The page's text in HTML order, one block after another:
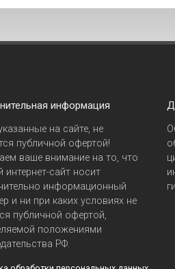
информация
на сайте, не
публичной офертой!
ваше внимание на то, что
интернет-сайт носит
информационный
и ни при каких условиях не
публичной офертой,
положениями
РФ.